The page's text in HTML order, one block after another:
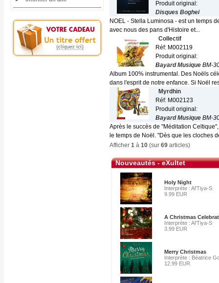
Produit original:
Disques Boghei
NOEL - Stella Luminosa - est un temps
avec nous des pans d'Histoire et...
Collectif
Réf: M002119
Produit original:
Bayard Musique BM-
Album 100% instrumental. Des Noëls
dans l'esprit de notre enfance. Si Noël
Myrdhin
Réf: M002123
Produit original:
Bayard Musique BM-
Après le succès de "Méditation
le temps de Noël. "Dès que les cloches
Afficher 1 à 10 (sur 69 articles)
Nouveautés - eXultet
Holy Night
Interprète : Al'Tiya-S
9.99 EUR
A Christmas
Interprète : Al'Tiya-S
3.99 EUR
Merry Christmas
Interprète : Béatrice
12.99 EUR